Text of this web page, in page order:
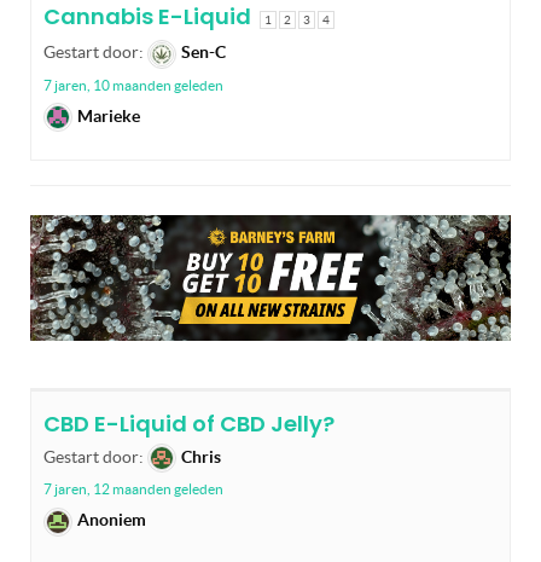
Cannabis E-Liquid 1 2 3 4
Gestart door: Sen-C
7 jaren, 10 maanden geleden
Marieke
CBD E-Liquid of CBD Jelly?
Gestart door: Chris
7 jaren, 12 maanden geleden
Anoniem